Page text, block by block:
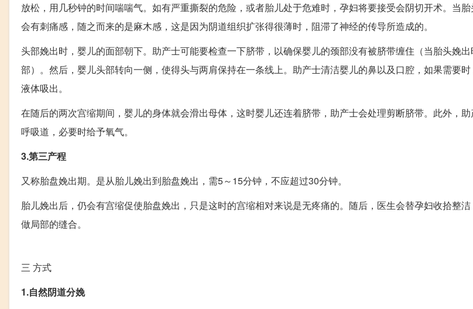
放松，用几秒钟的时间喘喘气。如有严重撕裂的危险，或者胎儿处于危难时，孕妇将要接受会阴切开术。当
会有刺痛感，随之而来的是麻木感，这是因为阴道组织扩张得很薄时，阻滞了神经的传导所造成的。
头部娩出时，婴儿的面部朝下。助产士可能要检查一下脐带，以确保婴儿的颈部没有被脐带缠住（当胎头娩
部）。然后，婴儿头部转向一侧，使得头与两肩保持在一条线上。助产士清洁婴儿的鼻以及口腔，如果需要
液体吸出。
在随后的两次宫缩期间，婴儿的身体就会滑出母体，这时婴儿还连着脐带，助产士会处理剪断脐带。此外，
呼吸道，必要时给予氧气。
3.第三产程
又称胎盘娩出期。是从胎儿娩出到胎盘娩出，需5～15分钟，不应超过30分钟。
胎儿娩出后，仍会有宫缩促使胎盘娩出，只是这时的宫缩相对来说是无疼痛的。随后，医生会替孕妇收拾整
做局部的缝合。
三 方式
1.自然阴道分娩